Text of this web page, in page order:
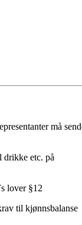
må
drikke etc. på
lover §12
til kjønnsbalanse